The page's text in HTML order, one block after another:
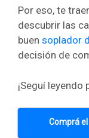
Por eso, te
descubrir las
buen soplador
decisión de
¡Seguí leyendo
Comprá